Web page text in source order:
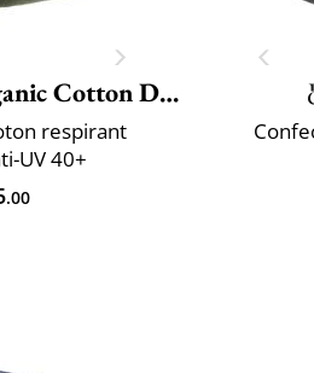
Cotton Docker
respirant
UV 40+
.00